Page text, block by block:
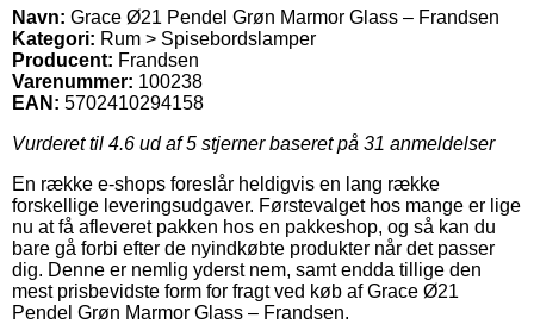
Navn: Grace Ø21 Pendel Grøn Marmor Glass – Frandsen
Kategori: Rum > Spisebordslamper
Producent: Frandsen
Varenummer: 100238
EAN: 5702410294158
Vurderet til 4.6 ud af 5 stjerner baseret på 31 anmeldelser
En række e-shops foreslår heldigvis en lang række
forskellige leveringsudgaver. Førstevalget hos mange er lige
nu at få afleveret pakken hos en pakkeshop, og så kan du
bare gå forbi efter de nyindkøbte produkter når det passer
dig. Denne er nemlig yderst nem, samt endda tillige den
mest prisbevidste form for fragt ved køb af Grace Ø21
Pendel Grøn Marmor Glass – Frandsen.